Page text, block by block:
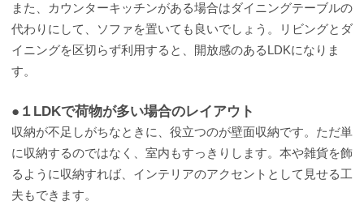
また、カウンターキッチンがある場合はダイニングテーブルの
代わりにして、ソファを置いても良いでしょう。リビングとダ
イニングを区切らず利用すると、開放感のあるLDKになりま
す。
●１LDKで荷物が多い場合のレイアウト
収納が不足しがちなときに、役立つのが壁面収納です。ただ単
に収納するのではなく、室内もすっきりします。本や雑貨を飾
るように収納すれば、インテリアのアクセントとして見せる工
夫もできます。